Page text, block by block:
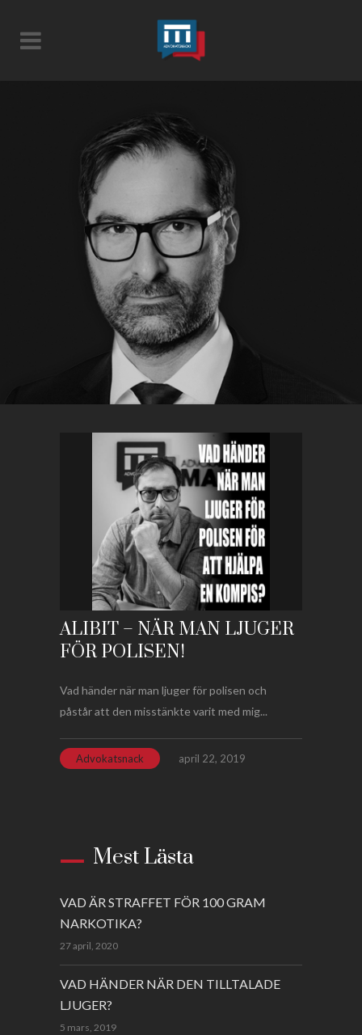
ALIBIT – NÄR MAN LJUGER
FÖR POLISEN!
Vad händer när man ljuger för polisen och
påstår att den misstänkte varit med mig...
Advokatsnack april 22, 2019
Mest Lästa
VAD ÄR STRAFFET FÖR 100 GRAM
NARKOTIKA?
27 april, 2020
VAD HÄNDER NÄR DEN TILLTALADE
LJUGER?
5 mars, 2019